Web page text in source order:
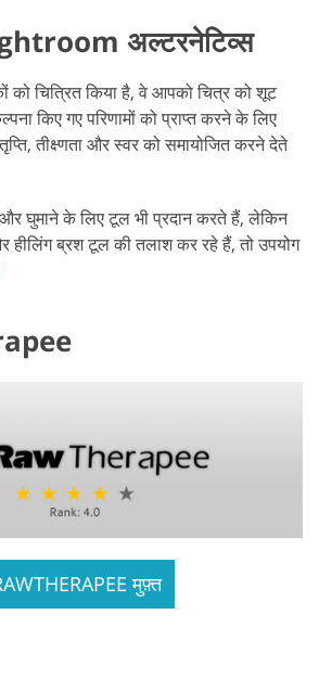
अल्टरनेटिव्स
को चित्रित किया है, वे आपको चित्र को शूट
किए गए परिणामों को प्राप्त करने के लिए
तीक्ष्णता और स्वर को समायोजित करने देते
घुमाने के लिए टूल भी प्रदान करते हैं, लेकिन
हीलिंग ब्रश टूल की तलाश कर रहे हैं, तो उपयोग
मुफ़्त